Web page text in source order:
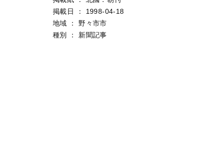
掲載日
：
1998-04-18
地域
：
野々市市
種別
： 新聞記事